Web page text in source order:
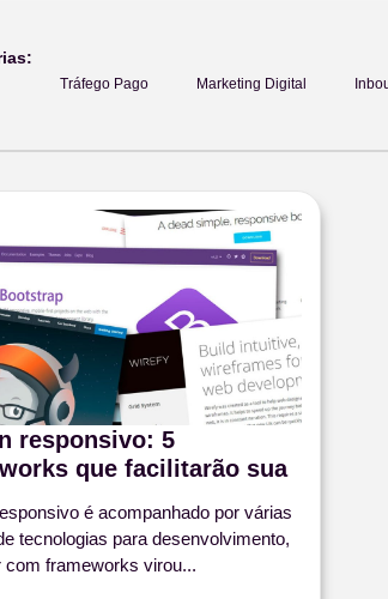
Tráfego Pago Marketing Digital
responsivo: 5
que facilitarão sua
é acompanhado por várias
tecnologias para desenvolvimento,
com frameworks virou...